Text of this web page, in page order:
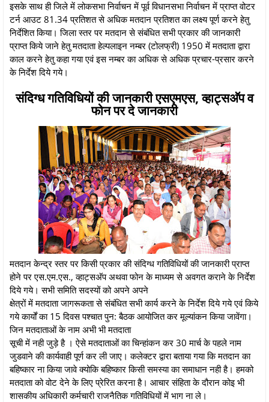
इसके साथ ही जिले में लोकसभा निर्वाचन में पूर्व विधानसभा निर्वाचन में प्राप्त वोटर
टर्न आउट 81.34 प्रतिशत से अधिक मतदान प्रतिशत का लक्ष्य पूर्ण करने हेतु
निर्देशित किया। जिला स्तर पर मतदान से संबंधित सभी प्रकार की जानकारी
प्राप्त किये जाने हेतु मतदाता हेल्पलाइन नम्बर (टोलफ्री) 1950 में मतदाता द्वारा
काल करने हेतु कहा गया एवं इस नम्बर का अधिक से अधिक प्रचार-प्रसार करने
के निर्देश दिये गये।
संदिग्ध गतिविधियों की जानकारी एसएमएस, व्हाट्सअ‍ॅप व
फोन पर दे जानकारी
मतदान केन्द्र स्तर पर किसी प्रकार की संदिग्ध गतिविधियों की जानकारी प्राप्त
होने पर एस.एम.एस., व्हाट्सअ‍ॅप अथवा फोन के माध्यम से अवगत कराने के निर्देश
दिये गये। सभी समिति सदस्यों को अपने अपने
क्षेत्रों में मतदाता जागरूकता से संबंधित सभी कार्य करने के निर्देश दिये गये एवं किये
गये कार्यों का 15 दिवस पश्चात पुन: बैठक आयोजित कर मूल्यांकन किया जावेंगा।
जिन मतदाताओं के नाम अभी भी मतदाता
सूची में नही जुड़े है । ऐसे मतदाताओं का चिन्हांकन कर 30 मार्च के पहले नाम
जुडवाने की कार्यवाही पूर्ण कर ली जाए। कलेक्टर द्वारा बताया गया कि मतदान का
बहिष्कार ना किया जावे क्योकि बहिष्कार किसी समस्या का समाधान नही है। हमको
मतदाता को वोट देने के लिए प्रेरित करना है। आचार संहिता के दौरान कोइ भी
शासकीय अधिकारी कर्मचारी राजनैतिक गतिविधियों में भाग ना ले।